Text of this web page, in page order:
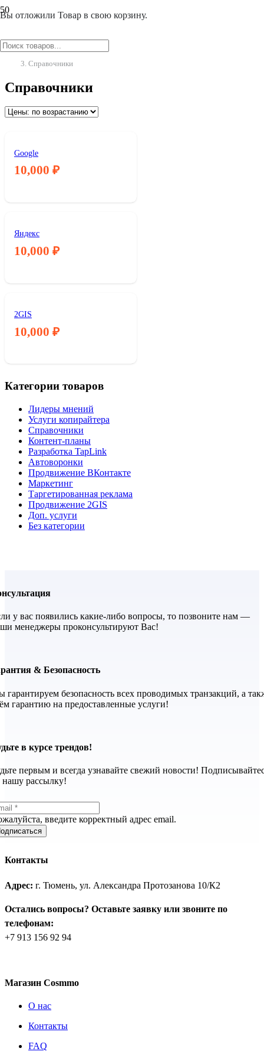
Вы отложили Товар в свою корзину.
Главная
/
Справочники
Справочники
Google
10,000 ₽
Яндекс
10,000 ₽
2GIS
10,000 ₽
Категории товаров
Лидеры мнений
Услуги копирайтера
Справочники
Контент-планы
Разработка TapLink
Автоворонки
Продвижение ВКонтакте
Маркетинг
Таргетированная реклама
Продвижение 2GIS
Доп. услуги
Без категории
у вас появились какие-либо вопросы, то позвоните нам —
менеджеры проконсультируют Вас!
& Безопасность
гарантируем безопасность всех проводимых транзакций, а
гарантию на предоставленные услуги!
в курсе трендов!
первым и всегда узнавайте свежий новости!
нашу рассылку!
введите корректный адрес email.
Контакты
Адрес: г. Тюмень, ул. Александра Протозанова 10/К2
Остались вопросы? Оставьте заявку или звоните по
телефонам:
+7 913 156 92 94
Магазин Cosmmo
О нас
Контакты
FAQ